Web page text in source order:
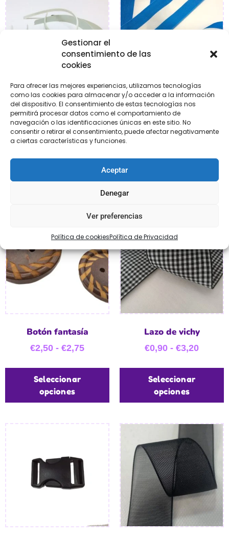
Gestionar el
consentimiento de las
cookies
Para ofrecer las mejores experiencias, utilizamos tecnologías
como las cookies para almacenar y/o acceder a la información
del dispositivo. El consentimiento de estas tecnologías nos
permitirá procesar datos como el comportamiento de
navegación o las identificaciones únicas en este sitio. No
consentir o retirar el consentimiento, puede afectar negativamente
a ciertas características y funciones.
Aceptar
Denegar
Ver preferencias
Política de cookiesPolítica de Privacidad
Diademas para forrar de
pasta
€1,25 - €2,25
Lazo bandera azul y
blanca
€3,00 - €3,30
Botón fantasía
€2,50 - €2,75
Seleccionar
opciones
Lazo de vichy
€0,90 - €3,20
Seleccionar
opciones